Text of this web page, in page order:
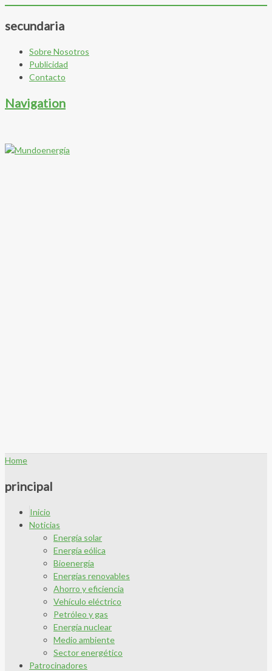
secundaria
Sobre Nosotros
Publicidad
Contacto
Navigation
Home
principal
Inicio
Noticias
Energía solar
Energía eólica
Bioenergía
Energías renovables
Ahorro y eficiencia
Vehículo eléctrico
Petróleo y gas
Energía nuclear
Medio ambiente
Sector energético
Patrocinadores